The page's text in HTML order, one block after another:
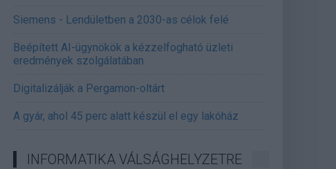
Siemens - Lendületben a 2030-as célok felé
Beépített AI-ügynökök a kézzelfogható üzleti
eredmények szolgálatában
Digitalizálják a Pergamon-oltárt
A gyár, ahol 45 perc alatt készül el egy lakóház
INFORMATIKA VÁLSÁGHELYZETRE